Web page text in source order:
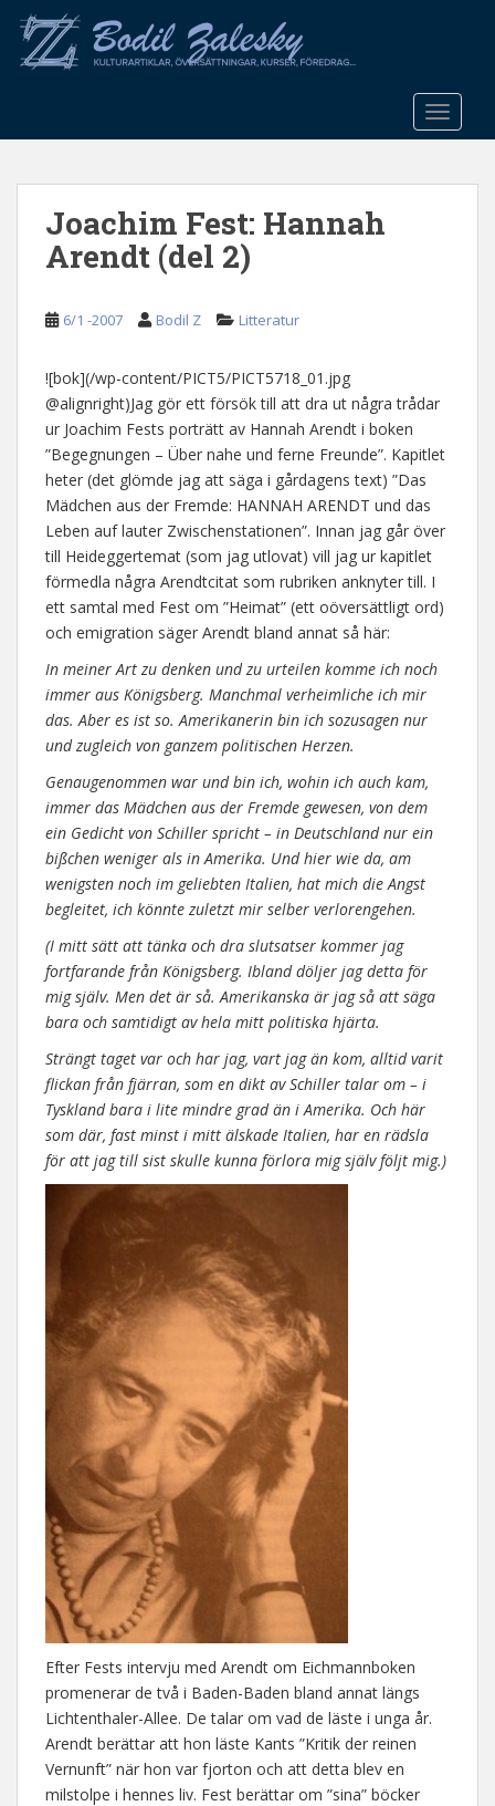
o
Joachim Fest: Hannah
Arendt (del 2)
6/1 -2007 Bodil Z Litteratur
![bok](/wp-content/PICT5/PICT5718_01.jpg
@alignright)Jag gör ett försök till att dra ut några trådar
ur Joachim Fests porträtt av Hannah Arendt i boken
”Begegnungen – Über nahe und ferne Freunde”. Kapitlet
heter (det glömde jag att säga i gårdagens text) ”Das
Mädchen aus der Fremde: HANNAH ARENDT und das
Leben auf lauter Zwischenstationen”. Innan jag går över
till Heideggertemat (som jag utlovat) vill jag ur kapitlet
förmedla några Arendtcitat som rubriken anknyter till. I
ett samtal med Fest om ”Heimat” (ett oöversättligt ord)
och emigration säger Arendt bland annat så här:
In meiner Art zu denken und zu urteilen komme ich noch
immer aus Königsberg. Manchmal verheimliche ich mir
das. Aber es ist so. Amerikanerin bin ich sozusagen nur
und zugleich von ganzem politischen Herzen.
Genaugenommen war und bin ich, wohin ich auch kam,
immer das Mädchen aus der Fremde gewesen, von dem
ein Gedicht von Schiller spricht – in Deutschland nur ein
bißchen weniger als in Amerika. Und hier wie da, am
wenigsten noch im geliebten Italien, hat mich die Angst
begleitet, ich könnte zuletzt mir selber verlorengehen.
(I mitt sätt att tänka och dra slutsatser kommer jag
fortfarande från Königsberg. Ibland döljer jag detta för
mig själv. Men det är så. Amerikanska är jag så att säga
bara och samtidigt av hela mitt politiska hjärta.
Strängt taget var och har jag, vart jag än kom, alltid varit
flickan från fjärran, som en dikt av Schiller talar om – i
Tyskland bara i lite mindre grad än i Amerika. Och här
som där, fast minst i mitt älskade Italien, har en rädsla
för att jag till sist skulle kunna förlora mig själv följt mig.)
Efter Fests intervju med Arendt om Eichmannboken
promenerar de två i Baden-Baden bland annat längs
Lichtenthaler-Allee. De talar om vad de läste i unga år.
Arendt berättar att hon läste Kants ”Kritik der reinen
Vernunft” när hon var fjorton och att detta blev en
milstolpe i hennes liv. Fest berättar om ”sina” böcker